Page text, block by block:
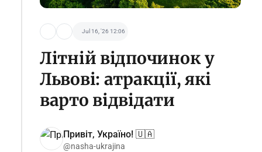
Jul 16, '26 12:06
Літній відпочинок у
Львові: атракції, які
варто відвідати
Привіт, Україно! 🇺🇦
@nasha-ukrajina